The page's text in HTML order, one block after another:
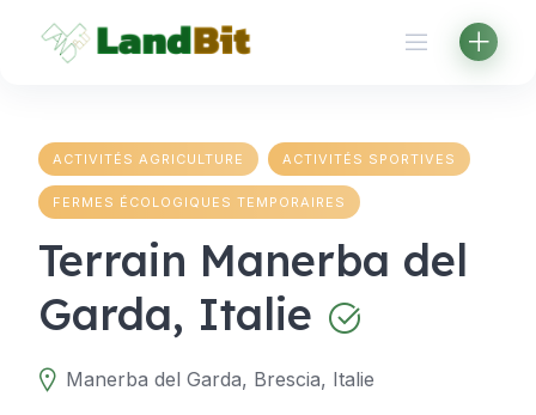
contenu
ACTIVITÉS AGRICULTURE ACTIVITÉS SPORTIVES
FERMES ÉCOLOGIQUES TEMPORAIRES
Terrain Manerba del
Garda, Italie
Manerba del Garda, Brescia, Italie